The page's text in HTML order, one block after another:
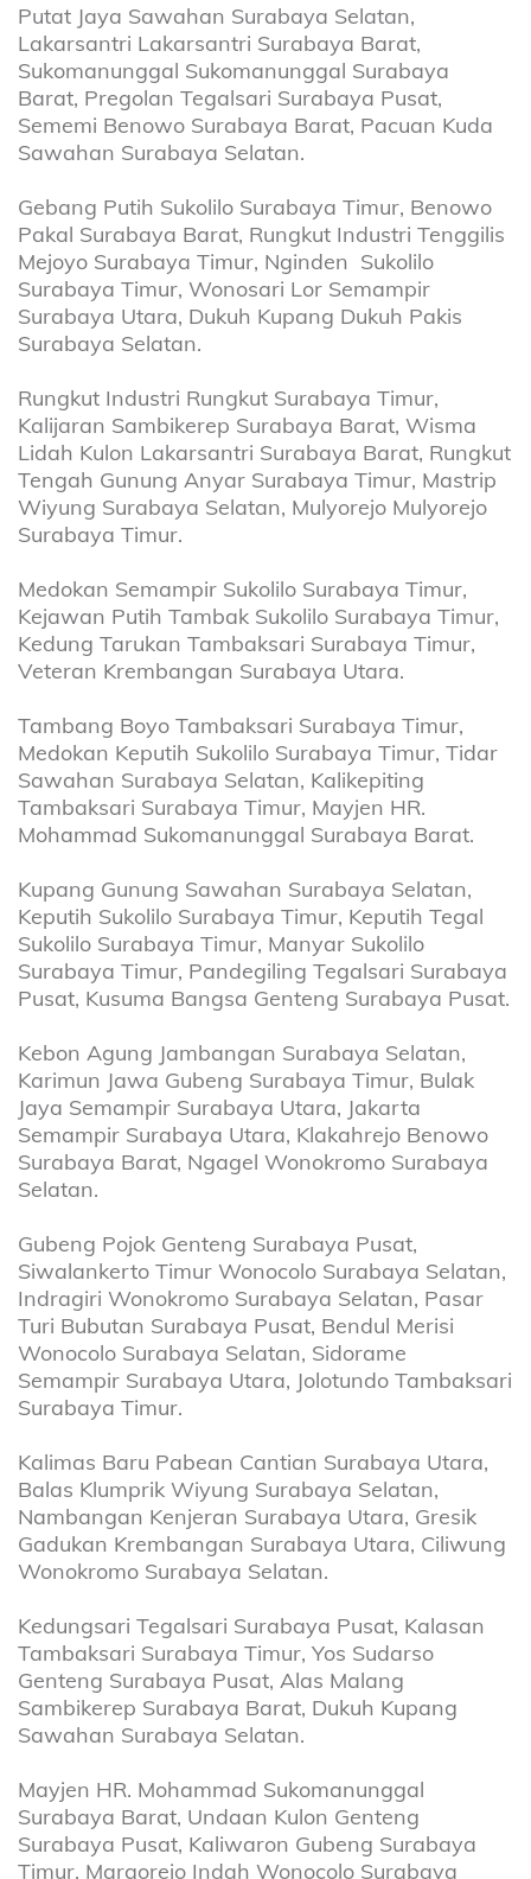
Putat Jaya Sawahan Surabaya Selatan,
Lakarsantri Lakarsantri Surabaya Barat,
Sukomanunggal Sukomanunggal Surabaya
Barat, Pregolan Tegalsari Surabaya Pusat,
Sememi Benowo Surabaya Barat, Pacuan Kuda
Sawahan Surabaya Selatan.
Gebang Putih Sukolilo Surabaya Timur, Benowo
Pakal Surabaya Barat, Rungkut Industri Tenggilis
Mejoyo Surabaya Timur, Nginden Sukolilo
Surabaya Timur, Wonosari Lor Semampir
Surabaya Utara, Dukuh Kupang Dukuh Pakis
Surabaya Selatan.
Rungkut Industri Rungkut Surabaya Timur,
Kalijaran Sambikerep Surabaya Barat, Wisma
Lidah Kulon Lakarsantri Surabaya Barat, Rungkut
Tengah Gunung Anyar Surabaya Timur, Mastrip
Wiyung Surabaya Selatan, Mulyorejo Mulyorejo
Surabaya Timur.
Medokan Semampir Sukolilo Surabaya Timur,
Kejawan Putih Tambak Sukolilo Surabaya Timur,
Kedung Tarukan Tambaksari Surabaya Timur,
Veteran Krembangan Surabaya Utara.
Tambang Boyo Tambaksari Surabaya Timur,
Medokan Keputih Sukolilo Surabaya Timur, Tidar
Sawahan Surabaya Selatan, Kalikepiting
Tambaksari Surabaya Timur, Mayjen HR.
Mohammad Sukomanunggal Surabaya Barat.
Kupang Gunung Sawahan Surabaya Selatan,
Keputih Sukolilo Surabaya Timur, Keputih Tegal
Sukolilo Surabaya Timur, Manyar Sukolilo
Surabaya Timur, Pandegiling Tegalsari Surabaya
Pusat, Kusuma Bangsa Genteng Surabaya Pusat.
Kebon Agung Jambangan Surabaya Selatan,
Karimun Jawa Gubeng Surabaya Timur, Bulak
Jaya Semampir Surabaya Utara, Jakarta
Semampir Surabaya Utara, Klakahrejo Benowo
Surabaya Barat, Ngagel Wonokromo Surabaya
Selatan.
Gubeng Pojok Genteng Surabaya Pusat,
Siwalankerto Timur Wonocolo Surabaya Selatan,
Indragiri Wonokromo Surabaya Selatan, Pasar
Turi Bubutan Surabaya Pusat, Bendul Merisi
Wonocolo Surabaya Selatan, Sidorame
Semampir Surabaya Utara, Jolotundo Tambaksari
Surabaya Timur.
Kalimas Baru Pabean Cantian Surabaya Utara,
Balas Klumprik Wiyung Surabaya Selatan,
Nambangan Kenjeran Surabaya Utara, Gresik
Gadukan Krembangan Surabaya Utara, Ciliwung
Wonokromo Surabaya Selatan.
Kedungsari Tegalsari Surabaya Pusat, Kalasan
Tambaksari Surabaya Timur, Yos Sudarso
Genteng Surabaya Pusat, Alas Malang
Sambikerep Surabaya Barat, Dukuh Kupang
Sawahan Surabaya Selatan.
Mayjen HR. Mohammad Sukomanunggal
Surabaya Barat, Undaan Kulon Genteng
Surabaya Pusat, Kaliwaron Gubeng Surabaya
Timur, Margorejo Indah Wonocolo Surabaya